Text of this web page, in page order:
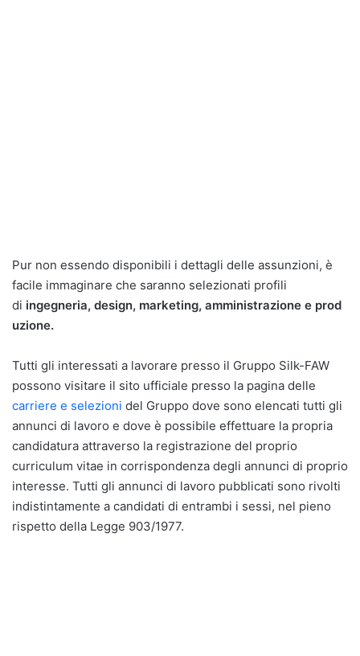
Pur non essendo disponibili i dettagli delle assunzioni, è
facile immaginare che saranno selezionati profili
di ingegneria, design, marketing, amministrazione e prod
uzione.
Tutti gli interessati a lavorare presso il Gruppo Silk-FAW
possono visitare il sito ufficiale presso la pagina delle
carriere e selezioni del Gruppo dove sono elencati tutti gli
annunci di lavoro e dove è possibile effettuare la propria
candidatura attraverso la registrazione del proprio
curriculum vitae in corrispondenza degli annunci di proprio
interesse. Tutti gli annunci di lavoro pubblicati sono rivolti
indistintamente a candidati di entrambi i sessi, nel pieno
rispetto della Legge 903/1977.